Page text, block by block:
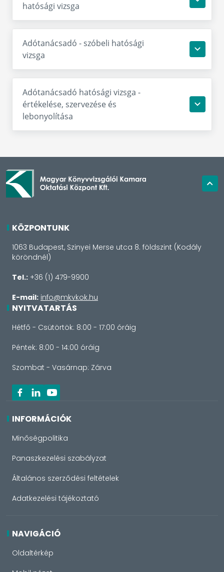
hatósági vizsga
Adótanácsadó - szóbeli hatósági
vizsga
Adótanácsadó hatósági vizsga -
értékelése, szervezése és
lebonyolítása
KÖZPONTUNK
1063 Budapest, Szinyei Merse utca 8. földszint (Kodály
köröndnél)
Tel.: +36 (1) 479-9900
E-mail: info@mkvkok.hu
NYITVATARTÁS
Hétfő - Csütörtök: 8:00 - 17:00 óráig
Péntek: 8:00 - 14:00 óráig
Szombat - Vasárnap: Zárva
INFORMÁCIÓK
Minőségpolitika
Panaszkezelési szabályzat
Általános szerződési feltételek
Adatkezelési tájékoztató
NAVIGÁCIÓ
Oldaltérkép